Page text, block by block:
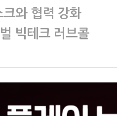
와 협력 강화
빅테크 러브콜